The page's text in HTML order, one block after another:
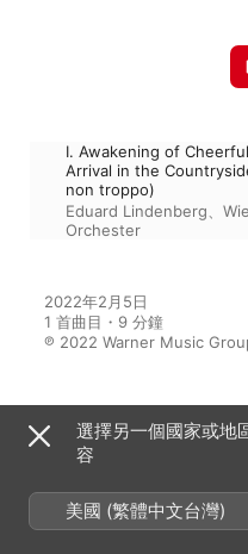
I. Awakening of
Arrival in the
non troppo)
Eduard Lindenberg
Orchester
2022年2月5日
1 首曲目・9 分鐘
℗ 2022 Warner Music
來自專輯
Top
選擇另一個國家或地
容
美國 (繁體中文台灣)